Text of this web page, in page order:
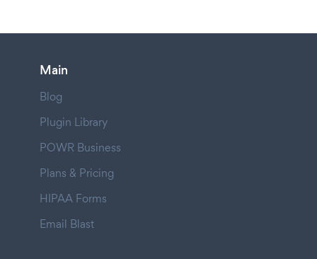
Main
Blog
Plugin Library
POWR Business
Plans & Pricing
HIPAA Forms
Email Blast